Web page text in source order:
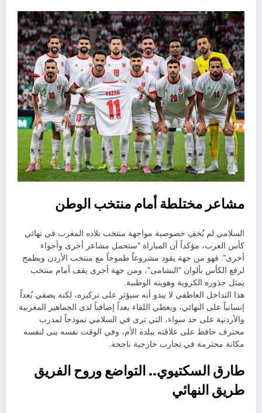
مشاعر مختلطة أمام منتخب الوطن
السلامي لم يُخفِ خصوصية مواجهة منتخب بلاده المغرب في نهائي
كأس العرب، مؤكداً أن المباراة “ستحمل مشاعر أخرى وأجواء
أخرى”. فهو من جهة يقود مشروعاً طموحاً مع منتخب الأردن ويطمح
لرفع الكأس بألوان “النشامى”، ومن جهة أخرى يقف أمام منتخب
يمثل جذوره الكروية وهويته الوطنية.
هذا التداخل العاطفي لا يبدو أنه سيؤثر على تركيزه، لكنه يضفي بُعداً
إنسانياً على النهائي، ويعطي اللقاء بعداً إضافياً لدى الجماهير المغربية
والأردنية على حد سواء، التي ترى في السلامي نموذجاً لمدرب
محترف حافظ على علاقته ببلده الأم، وفي الوقت نفسه بنى لنفسه
مكانة محترمة في تجارب خارجية ناجحة.
طارق السكتيوي.. التواضع وروح الفريق
طريق النهائي